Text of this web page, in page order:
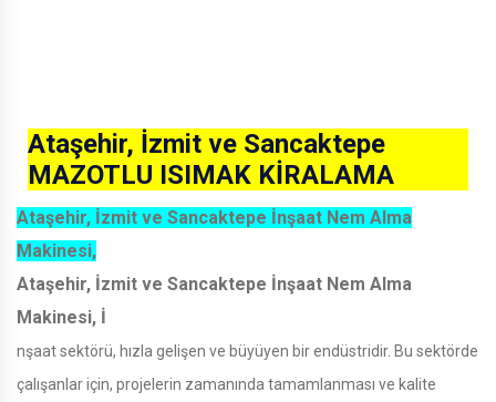
Ataşehir, İzmit ve Sancaktepe
MAZOTLU ISIMAK KİRALAMA
Ataşehir, İzmit ve Sancaktepe İnşaat Nem Alma
Makinesi,
Ataşehir, İzmit ve Sancaktepe İnşaat Nem Alma
Makinesi, İ
nşaat sektörü, hızla gelişen ve büyüyen bir endüstridir. Bu sektörde
çalışanlar için, projelerin zamanında tamamlanması ve kalite